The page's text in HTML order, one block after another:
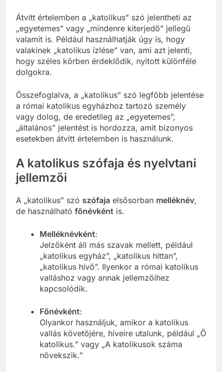
Átvitt értelemben a „katolikus” szó jelentheti az
„egyetemes” vagy „mindenre kiterjedő” jellegű
valamit is. Például használhatják úgy is, hogy
valakinek „katolikus ízlése” van, ami azt jelenti,
hogy széles körben érdeklődik, nyitott különféle
dolgokra.
Összefoglalva, a „katolikus” szó legfőbb jelentése
a római katolikus egyházhoz tartozó személy
vagy dolog, de eredetileg az „egyetemes”,
„általános” jelentést is hordozza, amit bizonyos
esetekben átvitt értelemben is használunk.
A katolikus szófaja és nyelvtani
jellemzői
A „katolikus” szó szófaja elsősorban melléknév,
de használható főnévként is.
Melléknévként:
Jelzőként áll más szavak mellett, például
„katolikus egyház”, „katolikus hittan”,
„katolikus hívő”. Ilyenkor a római katolikus
valláshoz vagy annak jellemzőihez
kapcsolódik.
Főnévként:
Olyankor használjuk, amikor a katolikus
vallás követőjére, híveire utalunk, például „Ő
katolikus.” vagy „A katolikusok száma
növekszik.”